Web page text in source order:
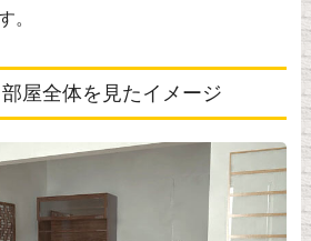
。
屋全体を見たイメージ